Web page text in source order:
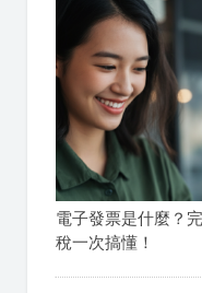
電子發票是什麼？
稅一次搞懂！